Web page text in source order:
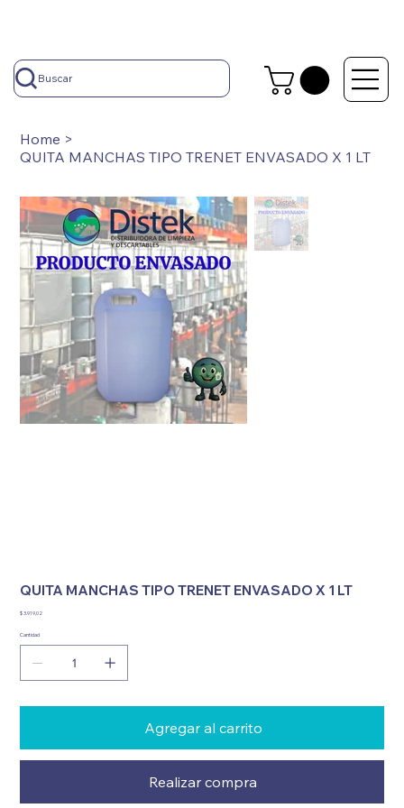
Buscar
Home >
QUITA MANCHAS TIPO TRENET ENVASADO X 1 LT
QUITA MANCHAS TIPO TRENET ENVASADO X 1 LT
Precio
$ 3.919,02
Cantidad
Agregar al carrito
Realizar compra